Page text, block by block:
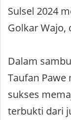
Sulsel 2024
Golkar Wajo,
Dalam
Taufan Pawe
sukses
terbukti dari